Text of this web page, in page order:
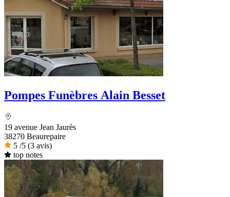
Pompes Funèbres Alain Besset
19 avenue Jean Jaurès
38270 Beaurepaire
5 /5 (3 avis)
top notes